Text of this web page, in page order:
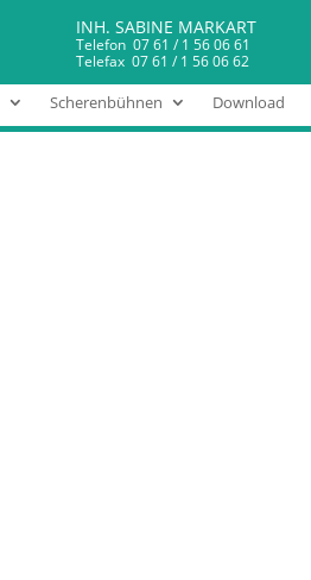
INH. SABINE MARKART
Telefon 07 61 / 1 56 06 61
Telefax 07 61 / 1 56 06 62
Scherenbühnen Download